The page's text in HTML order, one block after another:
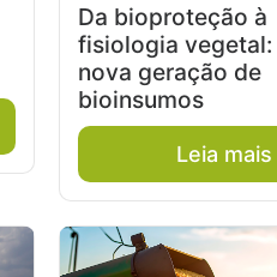
Da bioproteção à
fisiologia vegetal:
nova geração de
bioinsumos
Leia mais